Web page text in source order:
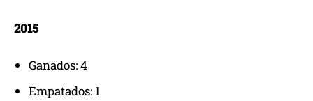
2015
Ganados: 4
Empatados: 1